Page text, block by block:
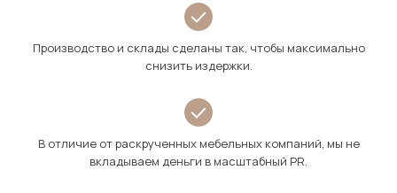
Производство и склады сделаны так, чтобы максимально
снизить издержки.
В отличие от раскрученных мебельных компаний, мы не
вкладываем деньги в масштабный PR.